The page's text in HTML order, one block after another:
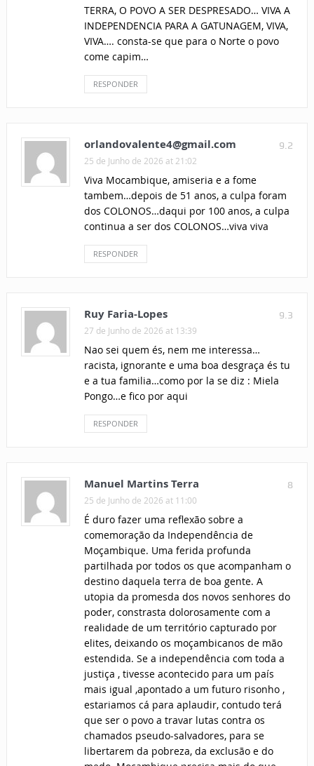
TERRA, O POVO A SER DESPRESADO… VIVA A
INDEPENDENCIA PARA A GATUNAGEM, VIVA,
VIVA…. consta-se que para o Norte o povo
come capim…
RESPONDER
9.2
orlandovalente4@gmail.com
25 de Junho de 2026 at 21:02
Viva Mocambique, amiseria e a fome
tambem…depois de 51 anos, a culpa foram
dos COLONOS…daqui por 100 anos, a culpa
continua a ser dos COLONOS…viva viva
RESPONDER
9.3
Ruy Faria-Lopes
27 de Junho de 2026 at 13:39
Nao sei quem és, nem me interessa…
racista, ignorante e uma boa desgraça és tu
e a tua familia…como por la se diz : Miela
Pongo…e fico por aqui
RESPONDER
8
Manuel Martins Terra
25 de Junho de 2026 at 11:00
É duro fazer uma reflexão sobre a
comemoração da Independência de
Moçambique. Uma ferida profunda
partilhada por todos os que acompanham o
destino daquela terra de boa gente. A
utopia da promesda dos novos senhores do
poder, constrasta dolorosamente com a
realidade de um território capturado por
elites, deixando os moçambicanos de mão
estendida. Se a independência com toda a
justiça , tivesse acontecido para um país
mais igual ,apontado a um futuro risonho ,
estariamos cá para aplaudir, contudo terá
que ser o povo a travar lutas contra os
chamados pseudo-salvadores, para se
libertarem da pobreza, da exclusão e do